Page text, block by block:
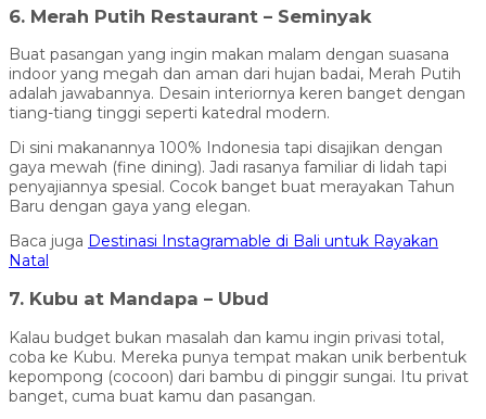
6. Merah Putih Restaurant – Seminyak
Buat pasangan yang ingin makan malam dengan suasana
indoor yang megah dan aman dari hujan badai, Merah Putih
adalah jawabannya. Desain interiornya keren banget dengan
tiang-tiang tinggi seperti katedral modern.
Di sini makanannya 100% Indonesia tapi disajikan dengan
gaya mewah (fine dining). Jadi rasanya familiar di lidah tapi
penyajiannya spesial. Cocok banget buat merayakan Tahun
Baru dengan gaya yang elegan.
Baca juga Destinasi Instagramable di Bali untuk Rayakan
Natal
7. Kubu at Mandapa – Ubud
Kalau budget bukan masalah dan kamu ingin privasi total,
coba ke Kubu. Mereka punya tempat makan unik berbentuk
kepompong (cocoon) dari bambu di pinggir sungai. Itu privat
banget, cuma buat kamu dan pasangan.